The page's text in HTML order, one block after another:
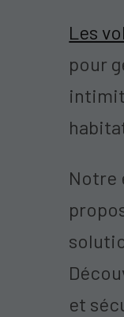
Les
pour
Notre
et